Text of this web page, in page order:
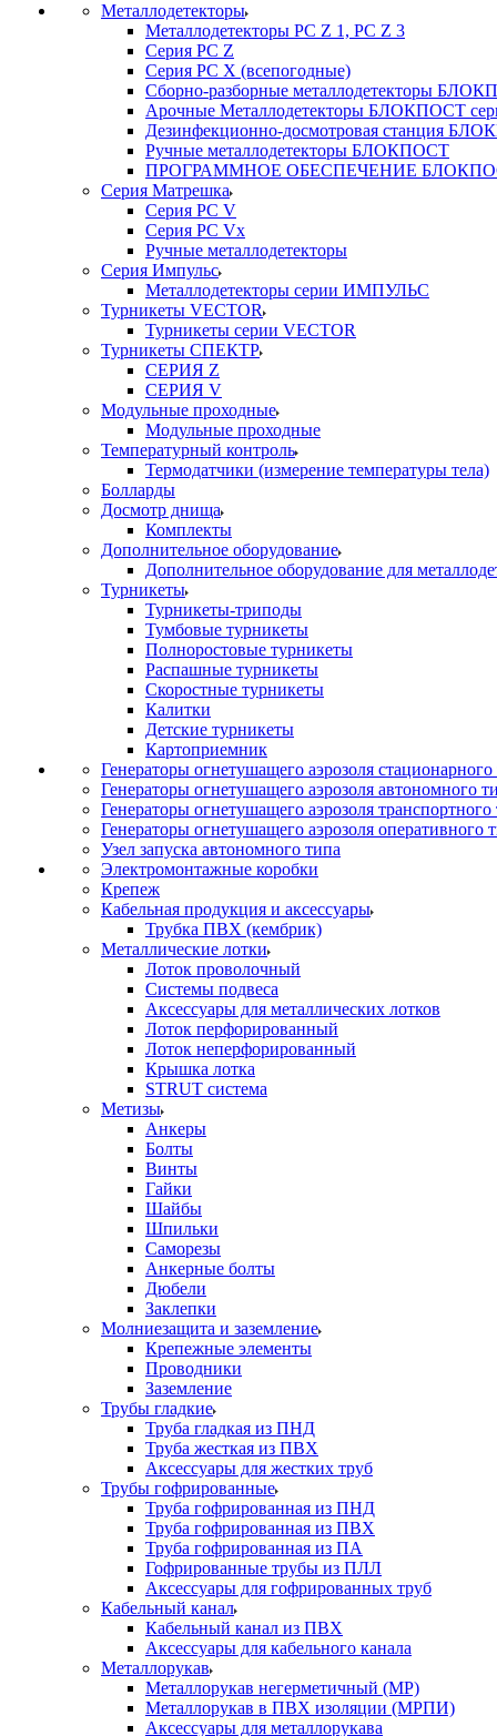
Металлодетекторы
Металлодетекторы РС Z 1, PC Z 3
Серия РС Z
Серия РС X (всепогодные)
Сборно-разборные металлодетекторы
Арочные Металлодетекторы БЛОКПОСТ
Дезинфекционно-досмотровая станция
Ручные металлодетекторы БЛОКПОСТ
ПРОГРАММНОЕ ОБЕСПЕЧЕНИЕ
Серия Матрешка
Серия PC V
Серия PC Vx
Ручные металлодетекторы
Серия Импульс
Металлодетекторы серии ИМПУЛЬС
Турникеты VECTOR
Турникеты серии VECTOR
Турникеты СПЕКТР
СЕРИЯ Z
СЕРИЯ V
Модульные проходные
Модульные проходные
Температурный контроль
Термодатчики (измерение температуры тела)
Болларды
Досмотр днища
Комплекты
Дополнительное оборудование
Дополнительное оборудование для
Турникеты
Турникеты-триподы
Тумбовые турникеты
Полноростовые турникеты
Распашные турникеты
Скоростные турникеты
Калитки
Детские турникеты
Картоприемник
Генераторы огнетушащего аэрозоля стационарного
Генераторы огнетушащего аэрозоля автономного
Генераторы огнетушащего аэрозоля транспортного
Генераторы огнетушащего аэрозоля оперативного
Узел запуска автономного типа
Электромонтажные коробки
Крепеж
Кабельная продукция и аксессуары
Трубка ПВХ (кембрик)
Металлические лотки
Лоток проволочный
Системы подвеса
Аксессуары для металлических лотков
Лоток перфорированный
Лоток неперфорированный
Крышка лотка
STRUT система
Метизы
Анкеры
Болты
Винты
Гайки
Шайбы
Шпильки
Саморезы
Анкерные болты
Дюбели
Заклепки
Молниезащита и заземление
Крепежные элементы
Проводники
Заземление
Трубы гладкие
Труба гладкая из ПНД
Труба жесткая из ПВХ
Аксессуары для жестких труб
Трубы гофрированные
Труба гофрированная из ПНД
Труба гофрированная из ПВХ
Труба гофрированная из ПА
Гофрированные трубы из ПЛЛ
Аксессуары для гофрированных труб
Кабельный канал
Кабельный канал из ПВХ
Аксессуары для кабельного канала
Металлорукав
Металлорукав негерметичный (МР)
Металлорукав в ПВХ изоляции (МРПИ)
Аксессуары для металлорукава